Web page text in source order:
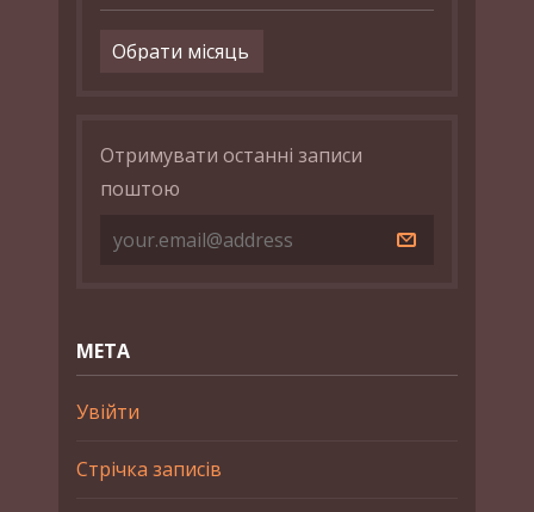
Архіви
Отримувати останні записи
поштою
МЕТА
Увійти
Стрічка записів